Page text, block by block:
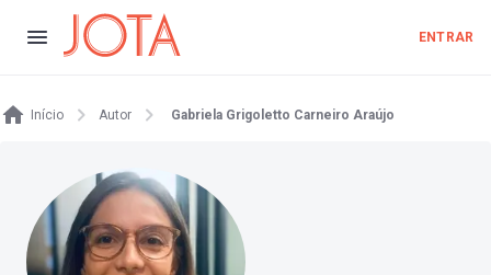
ENTRAR
Início Autor Gabriela Grigoletto Carneiro Araújo